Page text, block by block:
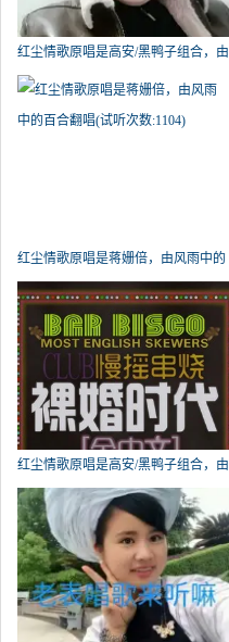
红尘情歌原唱是高安/黑鸭子组合，由
东哥翻唱(试听次数:18775)
红尘情歌原唱是蒋姗倍，由风雨中的
百合翻唱(试听次数:1104)
红尘情歌原唱是高安/黑鸭子组合，由
开心果翻唱(播放:666)